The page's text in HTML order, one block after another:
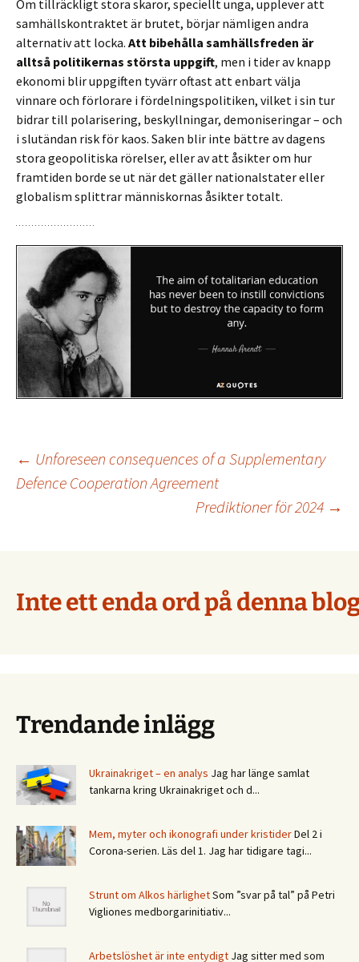
Om tillräckligt stora skaror, speciellt unga, upplever att
samhällskontraktet är brutet, börjar nämligen andra
alternativ att locka. Att bibehålla samhällsfreden är
alltså politikernas största uppgift, men i tider av knapp
ekonomi blir uppgiften tyvärr oftast att enbart välja
vinnare och förlorare i fördelningspolitiken, vilket i sin tur
bidrar till polarisering, beskyllningar, demoniseringar – och
i slutändan risk för kaos. Saken blir inte bättre av dagens
stora geopolitiska rörelser, eller av att åsikter om hur
framtiden borde se ut när det gäller nationalstater eller
globalism splittrar människornas åsikter totalt.
Inläggsnavigering
← Unforeseen consequences of a Supplementary
Defence Cooperation Agreement
Prediktioner för 2024 →
Inte ett enda ord på denna
Trendande inlägg
Ukrainakriget – en analys Jag har länge samlat
tankarna kring Ukrainakriget och d...
Mem, myter och ikonografi under kristiderDel 2 i
Corona-serien. Läs del 1. Jag har tidigare tagi...
Strunt om Alkos härlighetSom ”svar på tal” på Petri
Vigliones medborgarinitiativ...
Arbetslöshet är inte entydigt Jag sitter med som